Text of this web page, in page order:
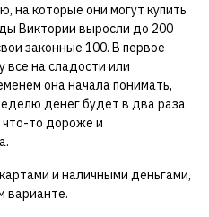
на которые они могут купить
Виктории выросли до 200
законные 100. В первое
все на сладости или
она начала понимать,
денег будет в два раза
то дороже и
и наличными деньгами,
варианте.